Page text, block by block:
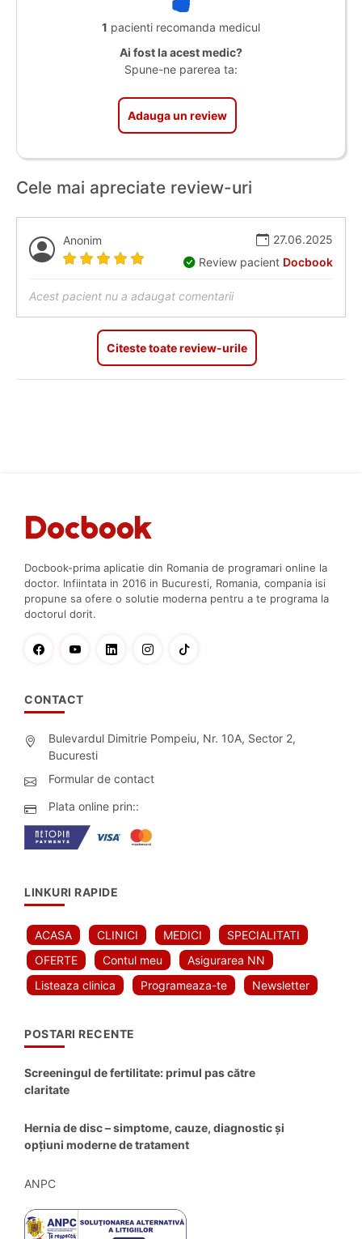
1 pacienti recomanda medicul
Ai fost la acest medic?
Spune-ne parerea ta:
Adauga un review
Cele mai apreciate review-uri
Anonim
27.06.2025
Review pacient Docbook
Acest pacient nu a adaugat comentarii
Citeste toate review-urile
Docbook-prima aplicatie din Romania de programari online la
doctor. Infiintata in 2016 in Bucuresti, Romania, compania isi
propune sa ofere o solutie moderna pentru a te programa la
doctorul dorit.
CONTACT
Bulevardul Dimitrie Pompeiu, Nr. 10A, Sector 2,
Bucuresti
Formular de contact
Plata online prin::
LINKURI RAPIDE
ACASA CLINICI MEDICI
SPECIALITATI
OFERTE
Contul meu
Asigurarea NN
Listeaza clinica
Programeaza-te Newsletter
POSTARI RECENTE
Screeningul de fertilitate: primul pas către
claritate
Hernia de disc – simptome, cauze, diagnostic și
opțiuni moderne de tratament
ANPC